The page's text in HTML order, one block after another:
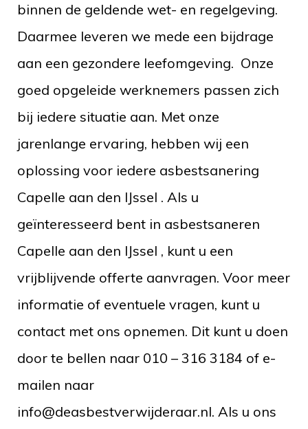
binnen de geldende wet- en regelgeving.
Daarmee leveren we mede een bijdrage
aan een gezondere leefomgeving. Onze
goed opgeleide werknemers passen zich
bij iedere situatie aan. Met onze
jarenlange ervaring, hebben wij een
oplossing voor iedere asbestsanering
Capelle aan den IJssel . Als u
geïnteresseerd bent in asbestsaneren
Capelle aan den IJssel , kunt u een
vrijblijvende offerte aanvragen. Voor meer
informatie of eventuele vragen, kunt u
contact met ons opnemen. Dit kunt u doen
door te bellen naar 010 – 316 3184 of e-
mailen naar
info@deasbestverwijderaar.nl. Als u ons